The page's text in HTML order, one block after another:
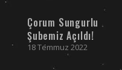
+90
Çorum Sungurlu
Şubemiz Açıldı!
18 Temmuz 2022